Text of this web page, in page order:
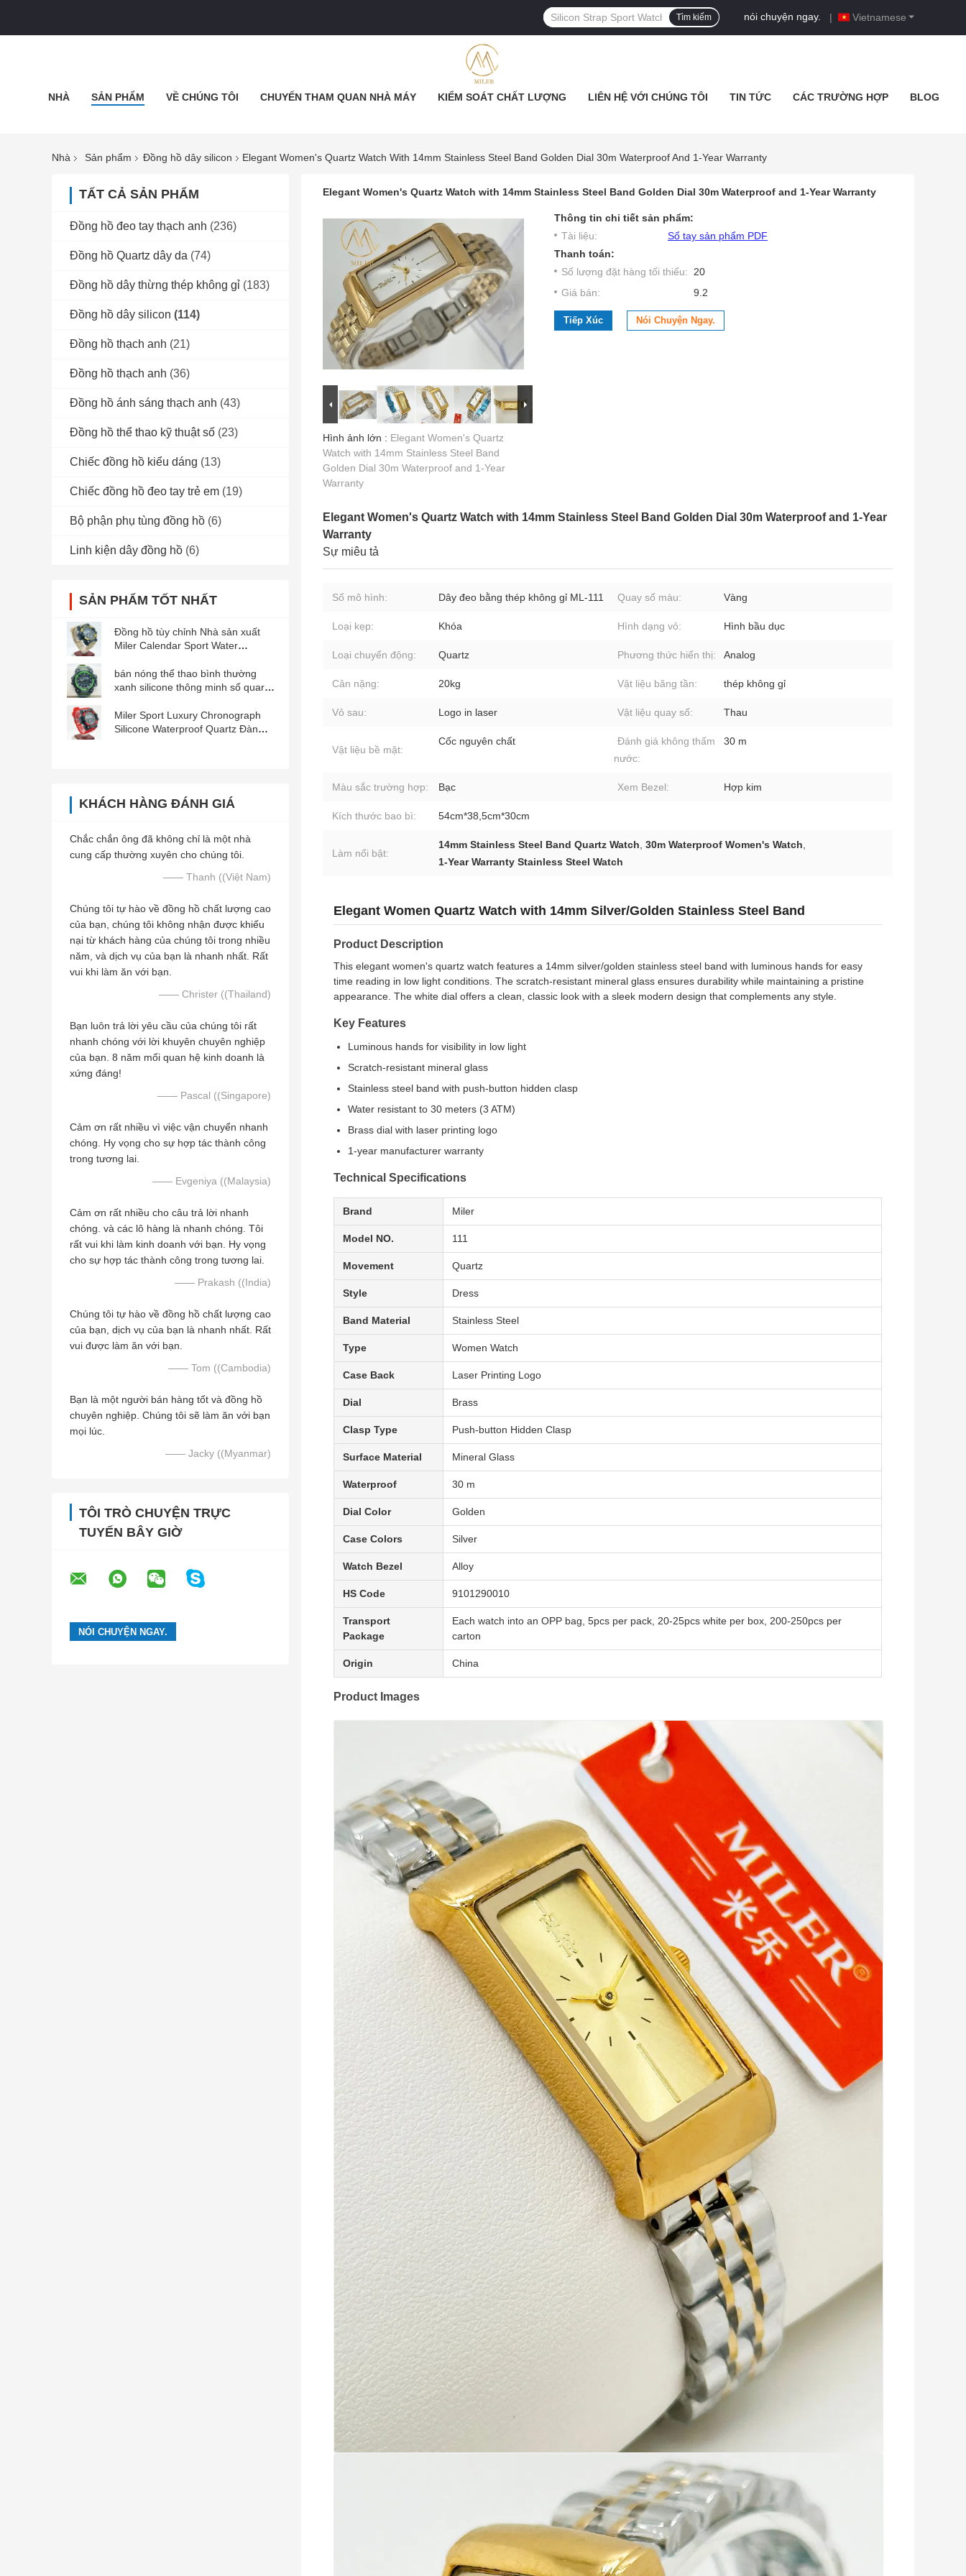
Vietnamese
nói chuyện ngay. |
Tìm kiếm
NHÀ SẢN PHẨM VỀ CHÚNG TÔI CHUYẾN THAM QUAN NHÀ MÁY KIỂM SOÁT CHẤT LƯỢNG LIÊN HỆ VỚI CHÚNG TÔI TIN TỨC CÁC TRƯỜNG HỢP BLOG
Nhà Sản phẩm Đồng hồ dây silicon Elegant Women's Quartz Watch With 14mm Stainless Steel Band Golden Dial 30m Waterproof And 1-Year Warranty
TẤT CẢ SẢN PHẨM
Đồng hồ đeo tay thạch anh (236)
Đồng hồ Quartz dây da (74)
Đồng hồ dây thừng thép không gỉ (183)
Đồng hồ dây silicon (114)
Đồng hồ thạch anh (21)
Đồng hồ thạch anh (36)
Đồng hồ ánh sáng thạch anh (43)
Đồng hồ thể thao kỹ thuật số (23)
Chiếc đồng hồ kiểu dáng (13)
Chiếc đồng hồ đeo tay trẻ em (19)
Bộ phận phụ tùng đồng hồ (6)
Linh kiện dây đồng hồ (6)
SẢN PHẨM TỐT NHẤT
Đồng hồ tùy chỉnh Nhà sản xuất
Miler Calendar Sport Water
bán nóng thể thao bình thường
xanh silicone thông minh số quartz
Miler Sport Luxury Chronograph
Silicone Waterproof Quartz Đàn
KHÁCH HÀNG ĐÁNH GIÁ
Chắc chắn ông đã không chỉ là một nhà
cung cấp thường xuyên cho chúng tôi.
—— Thanh ((Việt Nam)
Chúng tôi tự hào về đồng hồ chất lượng cao
của bạn, chúng tôi không nhận được khiếu
nại từ khách hàng của chúng tôi trong nhiều
năm, và dịch vụ của bạn là nhanh nhất. Rất
vui khi làm ăn với bạn.
—— Christer ((Thailand)
Bạn luôn trả lời yêu cầu của chúng tôi rất
nhanh chóng với lời khuyên chuyên nghiệp
của bạn. 8 năm mối quan hệ kinh doanh là
xứng đáng!
—— Pascal ((Singapore)
Cảm ơn rất nhiều vì việc vận chuyển nhanh
chóng. Hy vọng cho sự hợp tác thành công
trong tương lai.
—— Evgeniya ((Malaysia)
Cảm ơn rất nhiều cho câu trả lời nhanh
chóng. và các lô hàng là nhanh chóng. Tôi
rất vui khi làm kinh doanh với bạn. Hy vọng
cho sự hợp tác thành công trong tương lai.
—— Prakash ((India)
Chúng tôi tự hào về đồng hồ chất lượng cao
của bạn, dịch vụ của bạn là nhanh nhất. Rất
vui được làm ăn với bạn.
—— Tom ((Cambodia)
Bạn là một người bán hàng tốt và đồng hồ
chuyên nghiệp. Chúng tôi sẽ làm ăn với bạn
mọi lúc.
—— Jacky ((Myanmar)
TÔI TRÒ CHUYỆN TRỰC
TUYẾN BÂY GIỜ
Elegant Women's Quartz Watch with 14mm Stainless Steel Band Golden Dial 30m Waterproof and 1-Year Warranty
Hình ảnh lớn : Elegant Women's Quartz
Watch with 14mm Stainless Steel Band
Golden Dial 30m Waterproof and 1-Year
Warranty
Thông tin chi tiết sản phẩm:
Tài liệu:
Sổ tay sản phẩm PDF
Thanh toán:
Số lượng đặt hàng tối thiểu: 20
Giá bán:
9.2
Tiếp Xúc Nói Chuyện Ngay.
Elegant Women's Quartz Watch with 14mm Stainless Steel Band Golden Dial 30m Waterproof and 1-Year
Warranty
Sự miêu tả
Số mô hình: Dây đeo bằng thép không gỉ ML-111 Quay số màu: Vàng
Loại kẹp: Khóa Hình dạng vỏ: Hình bầu dục
Loại chuyển động: Quartz Phương thức hiển thị: Analog
Cân nặng: 20kg Vật liệu băng tần: thép không gỉ
Vỏ sau: Logo in laser Vật liệu quay số: Thau
Vật liệu bề mặt:
Cốc nguyên chất
Đánh giá không thấm
nước:
30 m
Màu sắc trường hợp: Bạc Xem Bezel: Hợp kim
Kích thước bao bì: 54cm*38,5cm*30cm
Làm nổi bật:
14mm Stainless Steel Band Quartz Watch, 30m Waterproof Women's Watch,
1-Year Warranty Stainless Steel Watch
Elegant Women Quartz Watch with 14mm Silver/Golden Stainless Steel Band
Product Description
This elegant women's quartz watch features a 14mm silver/golden stainless steel band with luminous hands for easy
time reading in low light conditions. The scratch-resistant mineral glass ensures durability while maintaining a pristine
appearance. The white dial offers a clean, classic look with a sleek modern design that complements any style.
Key Features
Luminous hands for visibility in low light
Scratch-resistant mineral glass
Stainless steel band with push-button hidden clasp
Water resistant to 30 meters (3 ATM)
Brass dial with laser printing logo
1-year manufacturer warranty
Technical Specifications
Brand Miler
Model NO. 111
Movement Quartz
Style Dress
Band Material Stainless Steel
Type Women Watch
Case Back Laser Printing Logo
Dial Brass
Clasp Type Push-button Hidden Clasp
Surface Material Mineral Glass
Waterproof 30 m
Dial Color Golden
Case Colors Silver
Watch Bezel Alloy
HS Code 9101290010
Transport
Package
Each watch into an OPP bag, 5pcs per pack, 20-25pcs white per box, 200-250pcs per
carton
Origin China
Product Images